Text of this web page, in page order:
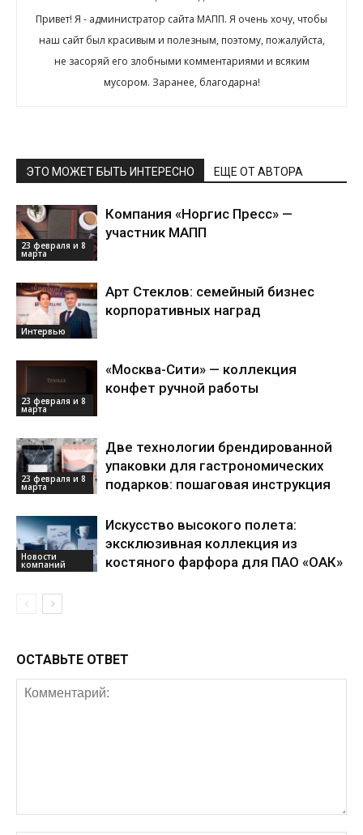
Привет! Я - администратор сайта МАПП. Я очень хочу, чтобы
наш сайт был красивым и полезным, поэтому, пожалуйста,
не засоряй его злобными комментариями и всяким
мусором. Заранее, благодарна!
ЭТО МОЖЕТ БЫТЬ ИНТЕРЕСНО ЕЩЕ ОТ АВТОРА
23 февраля и 8
марта
Компания «Норгис Пресс» —
участник МАПП
Интервью
Арт Стеклов: семейный бизнес
корпоративных наград
23 февраля и 8
марта
«Москва-Сити» — коллекция
конфет ручной работы
23 февраля и 8
марта
Две технологии брендированной
упаковки для гастрономических
подарков: пошаговая инструкция
Новости
компаний
Искусство высокого полета:
эксклюзивная коллекция из
костяного фарфора для ПАО «ОАК»
ОСТАВЬТЕ ОТВЕТ